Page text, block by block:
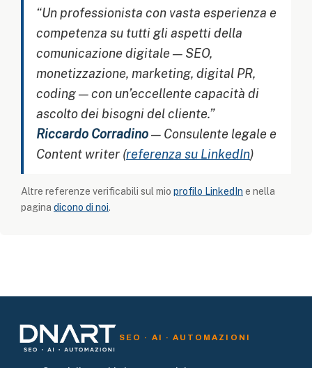
“Un professionista con vasta esperienza e
competenza su tutti gli aspetti della
comunicazione digitale — SEO,
monetizzazione, marketing, digital PR,
coding — con un’eccellente capacità di
ascolto dei bisogni del cliente.”
Riccardo Corradino— Consulente legale e
Content writer (referenza su LinkedIn)
Altre referenze verificabili sul mio profilo LinkedIn e nella
pagina dicono di noi.
SEO · AI · AUTOMAZIONI